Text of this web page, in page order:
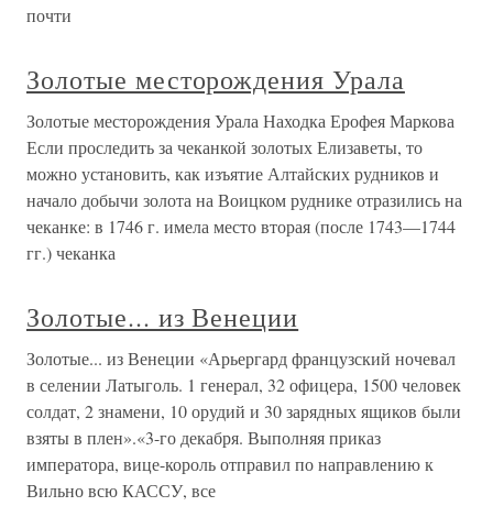
почти
Золотые месторождения Урала
Золотые месторождения Урала Находка Ерофея Маркова
Если проследить за чеканкой золотых Елизаветы, то
можно установить, как изъятие Алтайских рудников и
начало добычи золота на Воицком руднике отразились на
чеканке: в 1746 г. имела место вторая (после 1743—1744
гг.) чеканка
Золотые... из Венеции
Золотые... из Венеции «Арьергард французский ночевал
в селении Латыголь. 1 генерал, 32 офицера, 1500 человек
солдат, 2 знамени, 10 орудий и 30 зарядных ящиков были
взяты в плен».«3-го декабря. Выполняя приказ
императора, вице-король отправил по направлению к
Вильно всю КАССУ, все